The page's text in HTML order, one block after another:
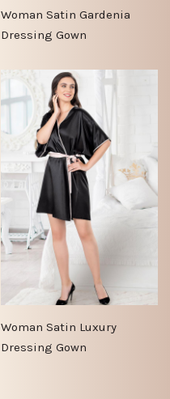
Woman Satin Gardenia
Dressing Gown
Woman Satin Luxury
Dressing Gown